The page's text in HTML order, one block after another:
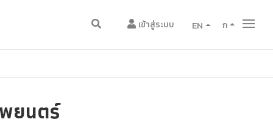
เข้าสู่ระบบ EN ก
ยนตร์